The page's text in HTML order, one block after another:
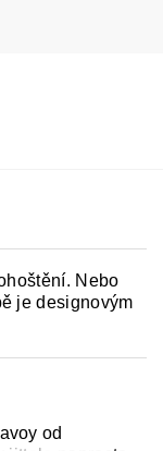
Nebo
je designovým
od